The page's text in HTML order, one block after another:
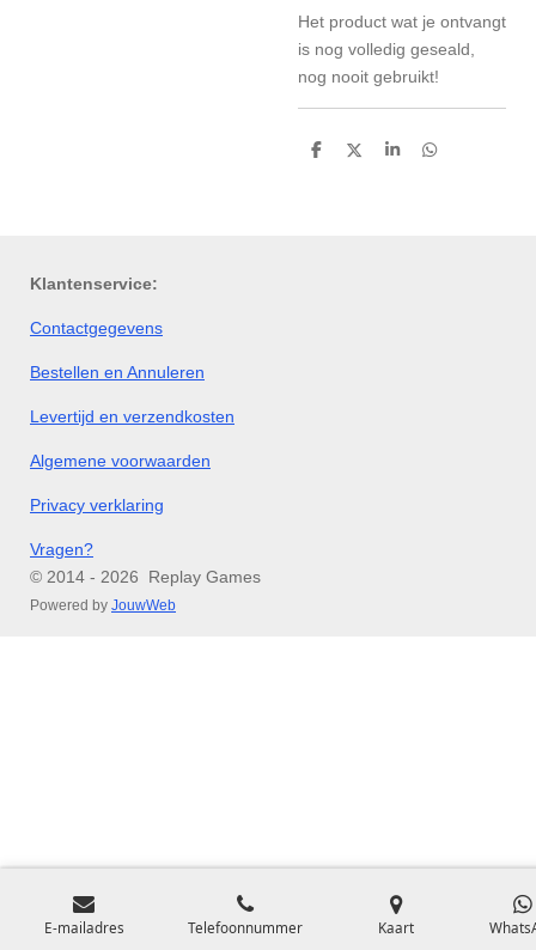
Het product wat je ontvangt
is nog volledig geseald,
nog nooit gebruikt!
D
D
S
D
Klantenservice:
Contactgegevens
Bestellen en Annuleren
Levertijd en verzendkosten
Algemene voorwaarden
Privacy verklaring
Vragen?
© 2014 - 2026 Replay Games
Powered by JouwWeb
E-mailadres Telefoonnummer Kaart